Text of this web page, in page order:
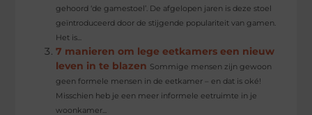
gehoord ‘de gamestoel’. De afgelopen jaren is deze stoel
geïntroduceerd door de stijgende populariteit van gamen.
Het is...
7 manieren om lege eetkamers een nieuw
leven in te blazen Sommige mensen zijn gewoon
geen formele mensen in de eetkamer – en dat is oké!
Misschien heb je een meer informele eetruimte in je
woonkamer...